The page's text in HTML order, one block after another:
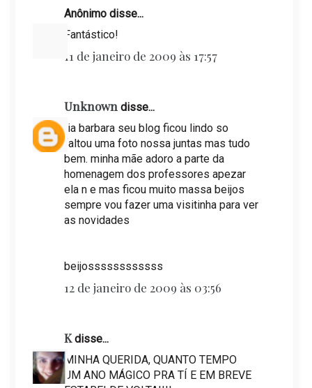
Anônimo disse...
Fantástico!
11 de janeiro de 2009 às 17:57
Unknowndisse...
tia barbara seu blog ficou lindo so
faltou uma foto nossa juntas mas tudo
bem. minha mãe adoro a parte da
homenagem dos professores apezar
ela n e mas ficou muito massa beijos
sempre vou fazer uma visitinha para ver
as novidades
beijossssssssssss
12 de janeiro de 2009 às 03:56
Kdisse...
MINHA QUERIDA, QUANTO TEMPO
UM ANO MÁGICO PRA TÍ E EM BREVE